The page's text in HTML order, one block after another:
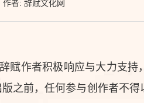
作者: 辞赋文化网
赋作者积极响应与大力支
之前，任何参与创作者不